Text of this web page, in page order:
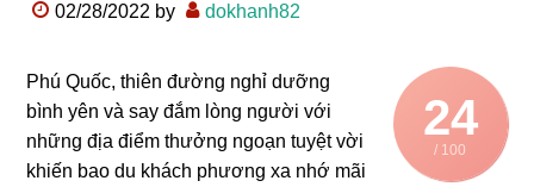
02/28/2022 by dokhanh82
24
/ 100
Phú Quốc, thiên đường nghỉ dưỡng
bình yên và say đắm lòng người với
những địa điểm thưởng ngoạn tuyệt vời
khiến bao du khách phương xa nhớ mãi